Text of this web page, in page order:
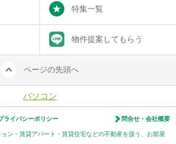
特集一覧
物件提案してもらう
ページの先頭へ
パソコン
ライバシーポリシー 問合せ・会社概要
ン・賃貸アパート・賃貸住宅などの不動産を扱う、お部屋